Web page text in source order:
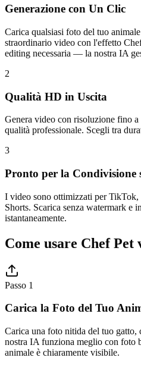
Generazione con Un Clic
Carica qualsiasi foto del tuo
straordinario video con l'effetto
editing necessaria — la nostra IA
2
Qualità HD in Uscita
Genera video con risoluzione fino
qualità professionale. Scegli tra
3
Pronto per la Condivisione
I video sono ottimizzati per TikTok,
Shorts. Scarica senza watermark e
istantaneamente.
Come usare Chef Pet
Passo 1
Carica la Foto del Tuo
Carica una foto nitida del tuo gatto,
nostra IA funziona meglio con foto
animale è chiaramente visibile.